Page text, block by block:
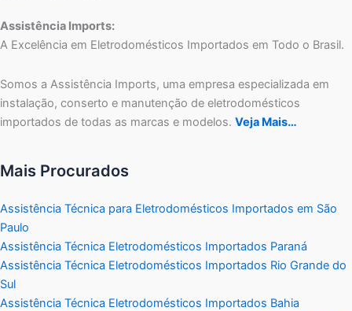
Assistência Imports:
A Excelência em Eletrodomésticos Importados em Todo o Brasil.
Somos a Assistência Imports, uma empresa especializada em
instalação, conserto e manutenção de eletrodomésticos
importados de todas as marcas e modelos. Veja Mais…
Mais Procurados
Assistência Técnica para Eletrodomésticos Importados em São
Paulo
Assistência Técnica Eletrodomésticos Importados Paraná
Assistência Técnica Eletrodomésticos Importados Rio Grande do
Sul
Assistência Técnica Eletrodomésticos Importados Bahia